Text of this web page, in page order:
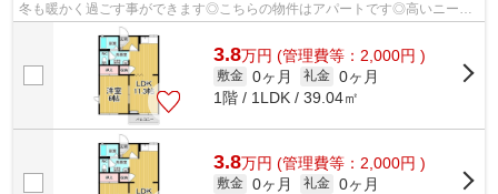
冬も暖かく過ごす事ができます◎こちらの物件はアパートです◎高いニーズ
のある、駅徒歩9分の物件です◎日光線鹿沼...
3.8万円 (管理費等：2,000円 )
敷金 0ヶ月 礼金 0ヶ月
1階 / 1LDK / 39.04㎡
3.8万円 (管理費等：2,000円 )
敷金 0ヶ月 礼金 0ヶ月